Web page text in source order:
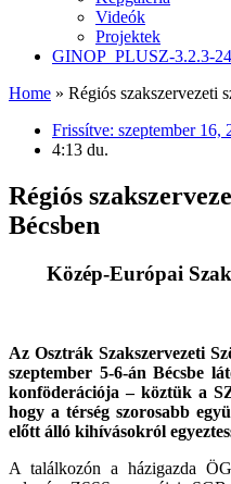
Videók
Projektek
GINOP_PLUSZ-3.2.3-
Home » Régiós szakszervezeti
Frissítve: szeptember 16,
4:13 du.
Régiós
Bécsben
Közép-Európai
Az Osztrák Szakszervezeti
szeptember 5-6-án Bécsbe
konföderációja – köztük a
hogy a térség szorosabb
előtt álló kihívásokról
A találkozón a házigazda